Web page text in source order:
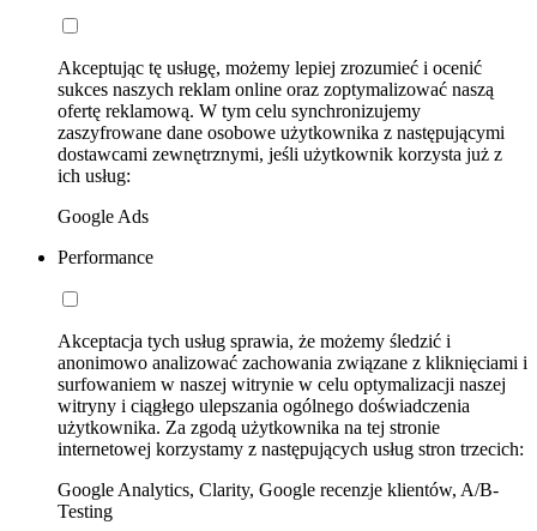
Akceptując tę usługę, możemy lepiej zrozumieć i ocenić
sukces naszych reklam online oraz zoptymalizować naszą
ofertę reklamową. W tym celu synchronizujemy
zaszyfrowane dane osobowe użytkownika z następującymi
dostawcami zewnętrznymi, jeśli użytkownik korzysta już z
ich usług:
Google Ads
Performance
Akceptacja tych usług sprawia, że możemy śledzić i
anonimowo analizować zachowania związane z kliknięciami i
surfowaniem w naszej witrynie w celu optymalizacji naszej
witryny i ciągłego ulepszania ogólnego doświadczenia
użytkownika. Za zgodą użytkownika na tej stronie
internetowej korzystamy z następujących usług stron trzecich:
Google Analytics, Clarity, Google recenzje klientów, A/B-
Testing